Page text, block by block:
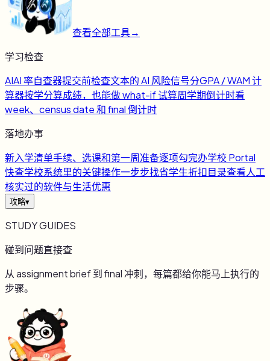
查看全部工具→
学习检查
AIAI 率自查器提交前检查文本的 AI 风险信号分GPA / WAM 计
算器按学分算成绩，也能做 what-if 试算周学期倒计时看
week、census date 和 final 倒计时
落地办事
新入学清单手续、选课和第一周准备逐项勾完办学校 Portal
快查学校系统里的关键操作一步步找省学生折扣目录查看人工
核实过的软件与生活优惠
攻略▾
STUDY GUIDES
碰到问题直接查
从 assignment brief 到 final 冲刺，每篇都给你能马上执行的
步骤。